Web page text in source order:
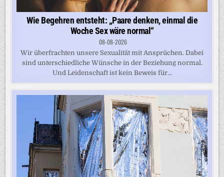
Wie Begehren entsteht: „Paare denken, einmal die
Woche Sex wäre normal“
08-08-2026
Wir überfrachten unsere Sexualität mit Ansprüchen. Dabei
sind unterschiedliche Wünsche in der Beziehung normal.
Und Leidenschaft ist kein Beweis für...